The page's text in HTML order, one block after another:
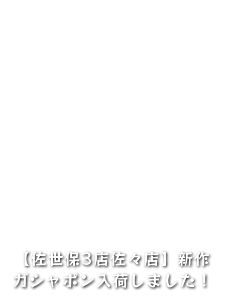
【佐世保3店佐々店】新作
ガシャポン入荷しました！